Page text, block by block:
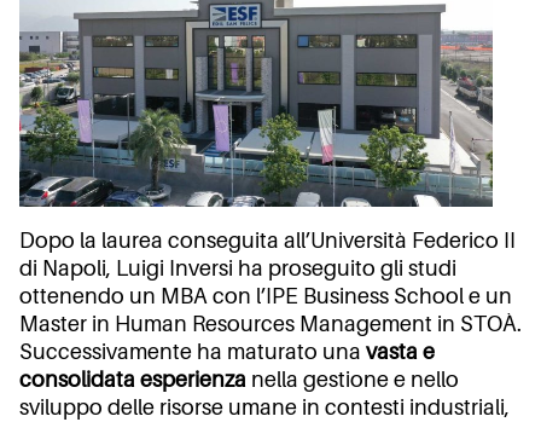
Dopo la laurea conseguita all’Università Federico II
di Napoli, Luigi Inversi ha proseguito gli studi
ottenendo un MBA con l’IPE Business School e un
Master in Human Resources Management in STOÀ.
Successivamente ha maturato una vasta e
consolidata esperienza nella gestione e nello
sviluppo delle risorse umane in contesti industriali,